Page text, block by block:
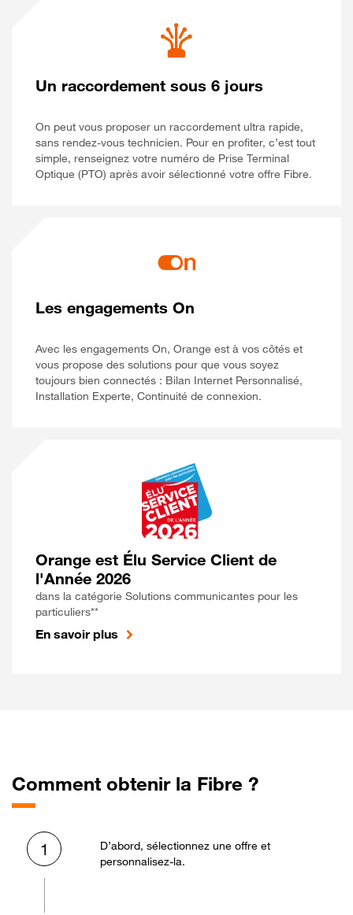
Un raccordement sous 6 jours
On peut vous proposer un raccordement ultra rapide,
sans rendez-vous technicien. Pour en profiter, c’est tout
simple, renseignez votre numéro de Prise Terminal
Optique (PTO) après avoir sélectionné votre offre Fibre.
Les engagements On
Avec les engagements On, Orange est à vos côtés et
vous propose des solutions pour que vous soyez
toujours bien connectés : Bilan Internet Personnalisé,
Installation Experte, Continuité de connexion.
Orange est Élu Service Client de
l'Année 2026
dans la catégorie Solutions communicantes pour les
particuliers**
En savoir plus
Comment obtenir la Fibre ?
1
D’abord, sélectionnez une offre et
personnalisez-la.